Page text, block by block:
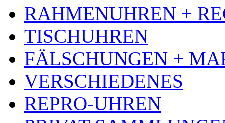
RAHMENUHREN +
TISCHUHREN
FÄLSCHUNGEN +
VERSCHIEDENES
REPRO-UHREN